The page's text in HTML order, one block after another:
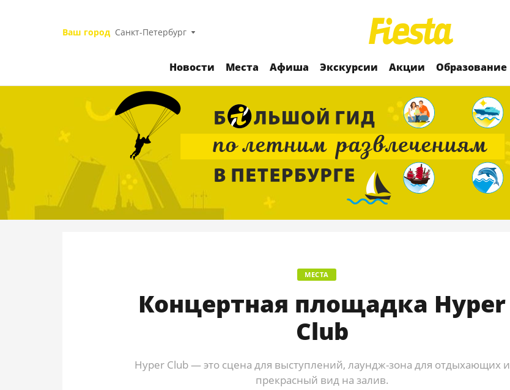
Ваш город Санкт-Петербург
Новости Места Афиша Экскурсии Акции Образование
МЕСТА
Концертная площадка Hyper
Club
Hyper Club — это сцена для выступлений, лаундж-зона для отдыхающих и
прекрасный вид на залив.